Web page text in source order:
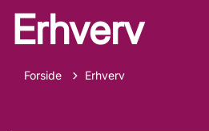
Erhverv
Forside Erhverv